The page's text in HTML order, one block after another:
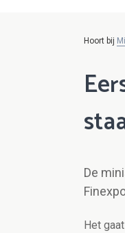
Hoort bij
De
Het